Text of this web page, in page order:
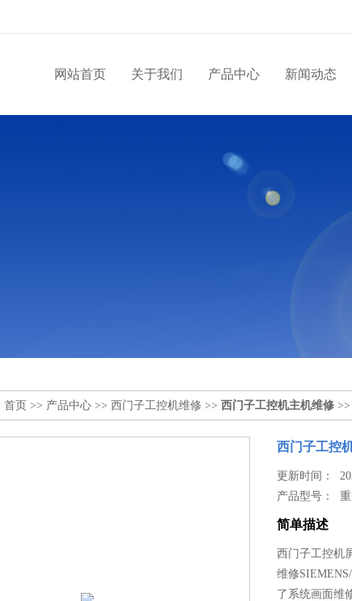
网站首页 关于我们 产品中心 新闻动态
首页 >> 产品中心 >> 西门子工控机维修 >> 西门子工控机主机维修
西门子工控
更新时间：
产品型号：
简单描述
西门子工控机
维修
了系统画面维